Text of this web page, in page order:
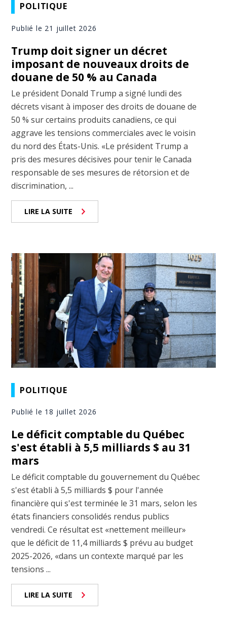
POLITIQUE
Publié le 21 juillet 2026
Trump doit signer un décret
imposant de nouveaux droits de
douane de 50 % au Canada
Le président Donald Trump a signé lundi des
décrets visant à imposer des droits de douane de
50 % sur certains produits canadiens, ce qui
aggrave les tensions commerciales avec le voisin
du nord des États-Unis. «Le président Trump a
pris des mesures décisives pour tenir le Canada
responsable de ses mesures de rétorsion et de
discrimination, ...
LIRE LA SUITE
POLITIQUE
Publié le 18 juillet 2026
Le déficit comptable du Québec
s'est établi à 5,5 milliards $ au 31
mars
Le déficit comptable du gouvernement du Québec
s'est établi à 5,5 milliards $ pour l'année
financière qui s'est terminée le 31 mars, selon les
états financiers consolidés rendus publics
vendredi. Ce résultat est «nettement meilleur»
que le déficit de 11,4 milliards $ prévu au budget
2025-2026, «dans un contexte marqué par les
tensions ...
LIRE LA SUITE